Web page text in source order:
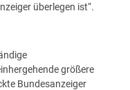
überlegen ist“.
größere
Bundesanzeiger